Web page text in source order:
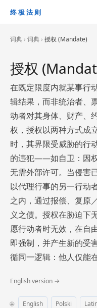
终极法则
词典 › 词典 › 授权 (Mandate)
授权
在既定限度内就某事
辑结果，而非统治者、
动者对其身体、财产、
权，授权以两种方式成
时，其界限受威胁的行
的违犯——如自卫：因
无需外部许可。当侵害
以代理行事的另一行
之内，通过报偿、复原
义之债。授权在胁迫下
愿行动者时无效，在自
即强制，并产生新的受
循同一逻辑：他人仅能
English version →
🌐 English Polski